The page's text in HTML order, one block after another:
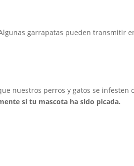
garrapatas pueden transmitir
nuestros perros y gatos se infesten
si tu mascota ha sido picada.